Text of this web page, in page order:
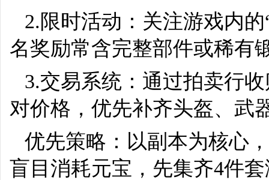
2.限时活动：关注游戏内
名奖励常含完整部件或稀有
3.交易系统：通过拍卖行
对价格，优先补齐头盔、武
优先策略：以副本为核心
盲目消耗元宝，先集齐4件